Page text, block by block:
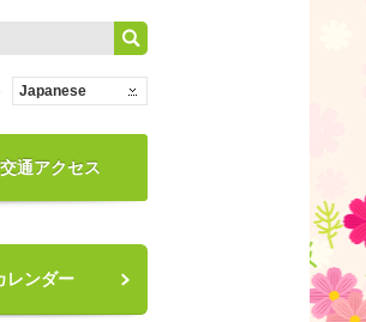
Japanese
交通アクセス
レンダー